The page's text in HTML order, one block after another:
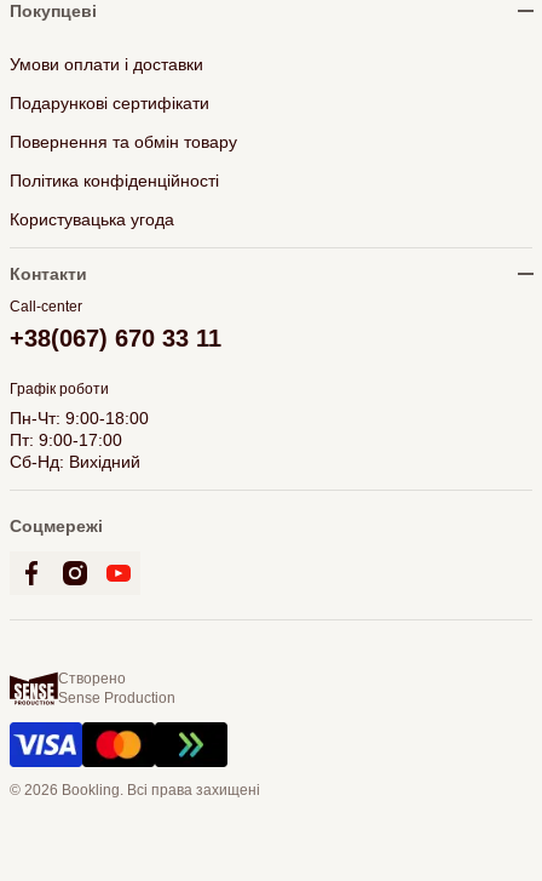
Покупцеві
Умови оплати і доставки
Подарункові сертифікати
Повернення та обмін товару
Політика конфіденційності
Користувацька угода
Контакти
Call-center
+38(067) 670 33 11
Графік роботи
Пн-Чт: 9:00-18:00
Пт: 9:00-17:00
Сб-Нд: Вихідний
Соцмережі
Створено
Sense Production
© 2026 Bookling. Всі права захищені